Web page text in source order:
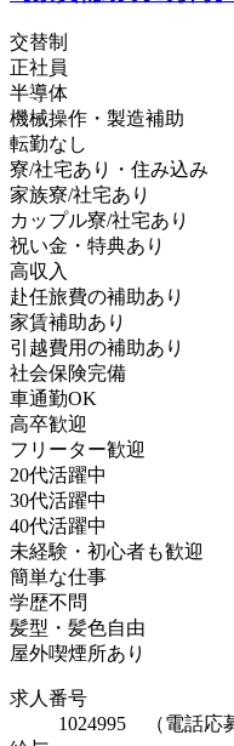
交替制
正社員
半導体
機械操作・製造補助
転勤なし
寮/社宅あり・住み込み
家族寮/社宅あり
カップル寮/社宅あり
祝い金・特典あり
高収入
赴任旅費の補助あり
家賃補助あり
引越費用の補助あり
社会保険完備
車通勤OK
高卒歓迎
フリーター歓迎
20代活躍中
30代活躍中
40代活躍中
未経験・初心者も歓迎
簡単な仕事
学歴不問
髪型・髪色自由
屋外喫煙所あり
求人番号
1024995 （電話応